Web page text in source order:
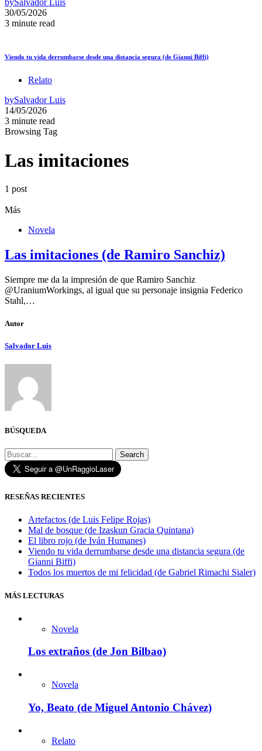
30/05/2026
3 minute read
Viendo tu vida derrumbarse desde una distancia segura (de Gianni Biffi)
Relato
bySalvador Luis
14/05/2026
3 minute read
Browsing Tag
Las imitaciones
1 post
Más
Novela
Las imitaciones (de Ramiro Sanchiz)
Siempre me da la impresión de que Ramiro Sanchiz
@UraniumWorkings, al igual que su personaje insignia Federico
Stahl,…
Autor
Salvador Luis
BÚSQUEDA
Search
RESEÑAS RECIENTES
Artefactos (de Luis Felipe Rojas)
Mal de bosque (de Izaskun Gracia Quintana)
El libro rojo (de Iván Humanes)
Viendo tu vida derrumbarse desde una distancia segura (de
Gianni Biffi)
Todos los muertos de mi felicidad (de Gabriel Rimachi Sialer)
MÁS LECTURAS
Novela
Los extraños (de Jon Bilbao)
Novela
Yo, Beato (de Miguel Antonio Chávez)
Relato